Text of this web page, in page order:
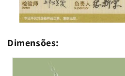
Dimensões: